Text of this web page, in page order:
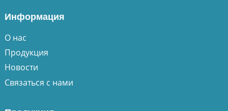
Информация
О нас
Продукция
Новости
Связаться с нами